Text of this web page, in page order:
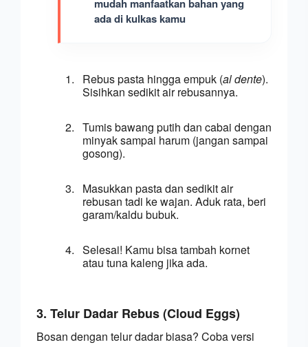
mudah manfaatkan bahan yang
ada di kulkas kamu
Rebus pasta hingga empuk (al dente).
Sisihkan sedikit air rebusannya.
Tumis bawang putih dan cabai dengan
minyak sampai harum (jangan sampai
gosong).
Masukkan pasta dan sedikit air
rebusan tadi ke wajan. Aduk rata, beri
garam/kaldu bubuk.
Selesai! Kamu bisa tambah kornet
atau tuna kaleng jika ada.
3. Telur Dadar Rebus (Cloud Eggs)
Bosan dengan telur dadar biasa? Coba versi